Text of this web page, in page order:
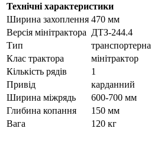
Технічні характеристики
Ширина захоплення 470 мм
Версія мінітрактора ДТЗ-244.4
Тип
транспортерна
Клас трактора
мінітрактор
Кількість рядів
1
Привід
карданний
Ширина міжрядь
600-700 мм
Глибина копання
150 мм
Вага
120 кг